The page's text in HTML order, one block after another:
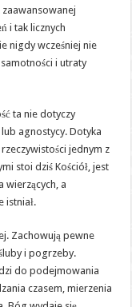
i tak licznych
nigdy wcześniej nie
i utraty
ta nie dotyczy
agnostycy. Dotyka
jednym z
stoi dziś Kościół, jest
wierzących, a
istniał.
Zachowują pewne
i pogrzeby.
do podejmowania
czasem, mierzenia